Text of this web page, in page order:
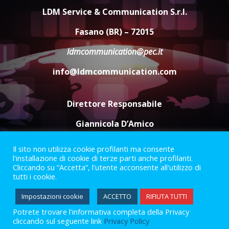
appuntamento con “Fasano in
7 Agosto 2026 06:05
LDM Service & Communication S.r.l.
Fasano (BR) – 72015
ldmcommunication@pec.it
info@ldmcommunication.com
Direttore Responsabile
Giannicola D’Amico
Termini e Condizioni
Privacy Policy
Informazioni Legali
Facebook
Instagram
Youtube
2023 © Gofasano|Powered byCreativestudio
Il sito non utilizza cookie profilanti ma consente
l'installazione di cookie di terze parti anche profilanti.
Cliccando su “Accetta”, l'utente acconsente all'utilizzo di
tutti i cookie.
Impostazioni cookie ACCETTO RIFIUTA TUTTI
Potrete trovare l'informativa completa della Privacy
cliccando sul seguente link Privacy Policy